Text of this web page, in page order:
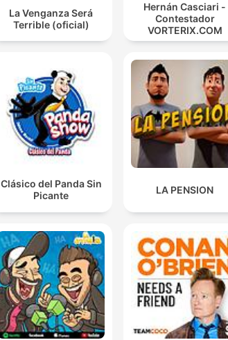
La Venganza Será
Terrible (oficial)
Hernán Casciari -
Contestador
VORTERIX.COM
Clásico del Panda Sin
Picante
LA PENSION